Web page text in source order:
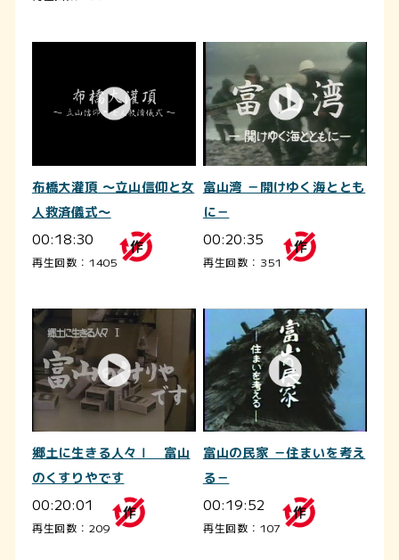
布橋大灌頂 ～立山信仰と女
人救済儀式～
00:18:30
再生回数：1405
富山湾 －開けゆく海ととも
に－
00:20:35
再生回数：351
郷土に生きる人々Ⅰ 富山
のくすりやです
00:20:01
再生回数：209
富山の民家 －住まいを考え
る－
00:19:52
再生回数：107